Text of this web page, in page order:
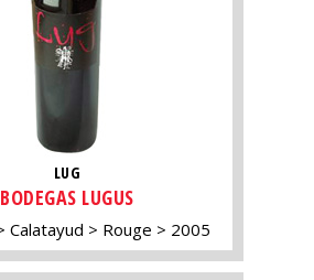
LUG
BODEGAS LUGUS
Calatayud Rouge 2005